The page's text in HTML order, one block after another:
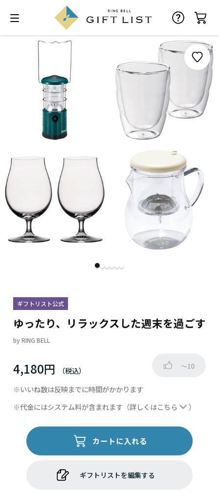
お気に入り
ギフトリスト公式
ゆったり、リラックスした週末を過ごす
byRING BELL
4,180円 ～10
※いいね数は反映までに時間がかかります
※代金にはシステム料が含まれます（詳しくはこちら ）
カートに入れる
ギフトリストを編集する